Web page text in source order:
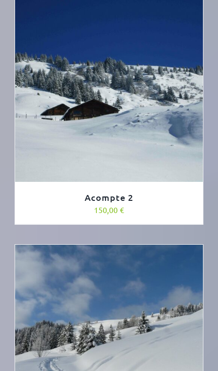
Acompte 2
150,00 €